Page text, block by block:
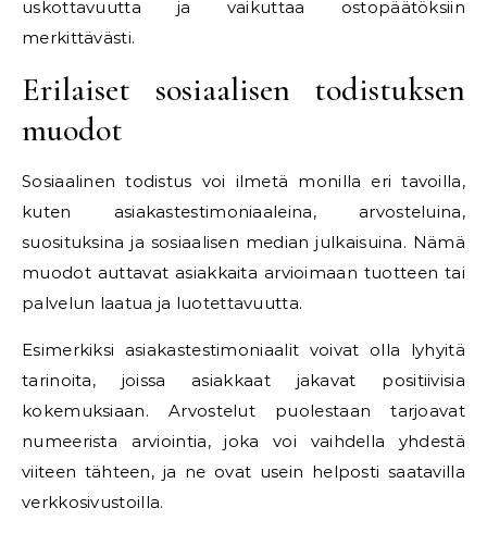
uskottavuutta ja vaikuttaa ostopäätöksiin
merkittävästi.
Erilaiset sosiaalisen todistuksen
muodot
Sosiaalinen todistus voi ilmetä monilla eri tavoilla,
kuten asiakastestimoniaaleina, arvosteluina,
suosituksina ja sosiaalisen median julkaisuina. Nämä
muodot auttavat asiakkaita arvioimaan tuotteen tai
palvelun laatua ja luotettavuutta.
Esimerkiksi asiakastestimoniaalit voivat olla lyhyitä
tarinoita, joissa asiakkaat jakavat positiivisia
kokemuksiaan. Arvostelut puolestaan tarjoavat
numeerista arviointia, joka voi vaihdella yhdestä
viiteen tähteen, ja ne ovat usein helposti saatavilla
verkkosivustoilla.